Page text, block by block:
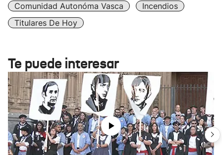
Comunidad Autonóma Vasca
Incendios
Titulares De Hoy
Te puede interesar